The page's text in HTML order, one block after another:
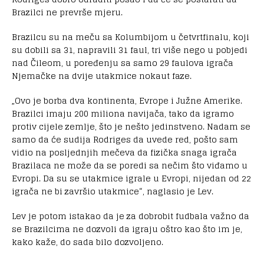
Brazilci ne prevrše mjeru.
Brazilcu su na meču sa Kolumbijom u četvrtfinalu, koji
su dobili sa 31, napravili 31 faul, tri više nego u pobjedi
nad Čileom, u poređenju sa samo 29 faulova igrača
Njemačke na dvije utakmice nokaut faze.
„Ovo je borba dva kontinenta, Evrope i Južne Amerike.
Brazilci imaju 200 miliona navijača, tako da igramo
protiv cijele zemlje, što je nešto jedinstveno. Nadam se
samo da će sudija Rodriges da uvede red, pošto sam
vidio na posljednjih mečeva da fizička snaga igrača
Brazilaca ne može da se poredi sa nečim što viđamo u
Evropi. Da su se utakmice igrale u Evropi, nijedan od 22
igrača ne bi završio utakmice“, naglasio je Lev.
Lev je potom istakao da je za dobrobit fudbala važno da
se Brazilcima ne dozvoli da igraju oštro kao što im je,
kako kaže, do sada bilo dozvoljeno.